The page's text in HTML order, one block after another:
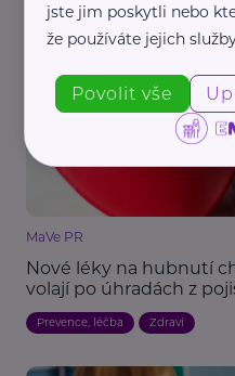
Prevence, léčba Zdraví Žena
MaVe PR
Nové léky na hubnutí
volají po úhradách z
Prevence, léčba Zdraví
jste jim poskytli nebo
že používáte jejich
Povolit vše